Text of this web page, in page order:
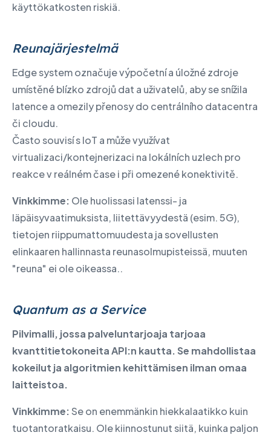
käyttökatkosten riskiä.
Reunajärjestelmä
Edge system označuje výpočetní a úložné zdroje
umístěné blízko zdrojů dat a uživatelů, aby se snížila
latence a omezily přenosy do centrálního datacentra
či cloudu.
Často souvisí s IoT a může využívat
virtualizaci/kontejnerizaci na lokálních uzlech pro
reakce v reálném čase i při omezené konektivitě.
Vinkkimme: Ole huolissasi latenssi- ja
läpäisyvaatimuksista, liitettävyydestä (esim. 5G),
tietojen riippumattomuudesta ja sovellusten
elinkaaren hallinnasta reunasolmupisteissä, muuten
"reuna" ei ole oikeassa..
Quantum as a Service
Pilvimalli, jossa palveluntarjoaja tarjoaa
kvanttitietokoneita API:n kautta. Se mahdollistaa
kokeilut ja algoritmien kehittämisen ilman omaa
laitteistoa.
Vinkkimme:Se on enemmänkin hiekkalaatikko kuin
tuotantoratkaisu. Ole kiinnostunut siitä, kuinka paljon